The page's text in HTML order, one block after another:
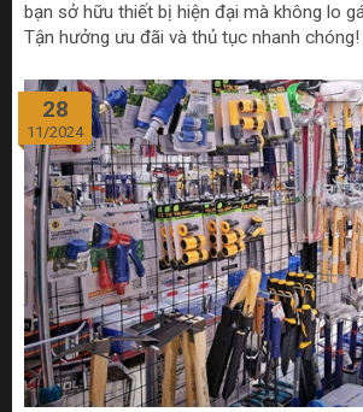
bạn sở hữu thiết bị hiện đại mà không lo
Tận hưởng ưu đãi và thủ tục nhanh chóng!
28
11/2024